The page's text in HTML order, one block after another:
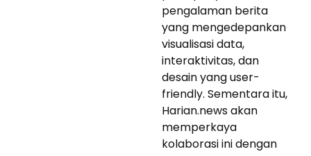
pengalaman berita
yang mengedepankan
visualisasi data,
interaktivitas, dan
desain yang user-
friendly. Sementara itu,
Harian.news akan
memperkaya
kolaborasi ini dengan